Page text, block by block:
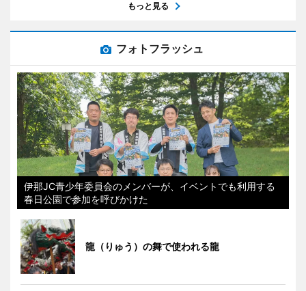
もっと見る
フォトフラッシュ
伊那JC青少年委員会のメンバーが、イベントでも利用する
春日公園で参加を呼びかけた
龍（りゅう）の舞で使われる龍